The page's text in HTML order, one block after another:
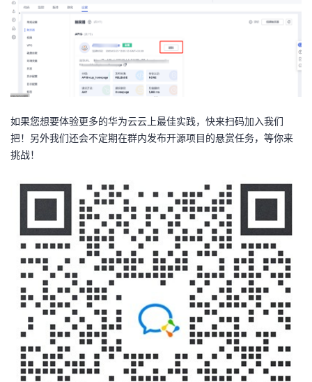
如果您想要体验更多的华为云云上最佳实践，快来扫码加入我们
把！另外我们还会不定期在群内发布开源项目的悬赏任务，等你来
挑战！